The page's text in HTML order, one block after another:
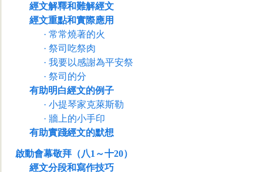
經文解釋和難解經文
經文重點和實際應用
· 常常燒著的火
· 祭司吃祭肉
· 我要以感謝為平安祭
· 祭司的分
有助明白經文的例子
· 小提琴家克萊斯勒
· 牆上的小手印
有助實踐經文的默想
啟動會幕敬拜（八1～十20）
經文分段和寫作技巧